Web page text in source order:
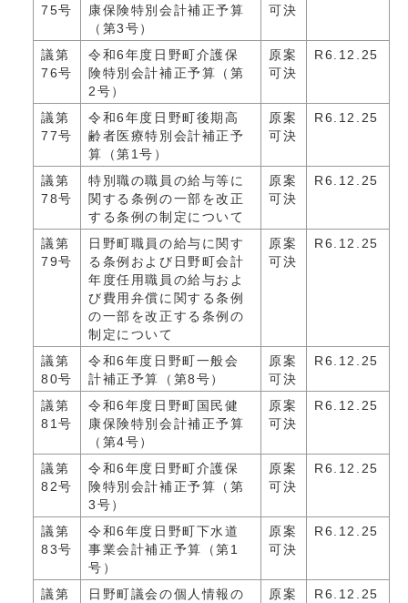
75号
康保険特別会計補正予算
（第3号）
可決
議第
76号
令和6年度日野町介護保
険特別会計補正予算（第
2号）
原案
可決
R6.12.25
議第
77号
令和6年度日野町後期高
齢者医療特別会計補正予
算（第1号）
原案
可決
R6.12.25
議第
78号
特別職の職員の給与等に
関する条例の一部を改正
する条例の制定について
原案
可決
R6.12.25
議第
79号
日野町職員の給与に関す
る条例および日野町会計
年度任用職員の給与およ
び費用弁償に関する条例
の一部を改正する条例の
制定について
原案
可決
R6.12.25
議第
80号
令和6年度日野町一般会
計補正予算（第8号）
原案
可決
R6.12.25
議第
81号
令和6年度日野町国民健
康保険特別会計補正予算
（第4号）
原案
可決
R6.12.25
議第
82号
令和6年度日野町介護保
険特別会計補正予算（第
3号）
原案
可決
R6.12.25
議第
83号
令和6年度日野町下水道
事業会計補正予算（第1
号）
原案
可決
R6.12.25
議第
日野町議会の個人情報の
原案
R6.12.25